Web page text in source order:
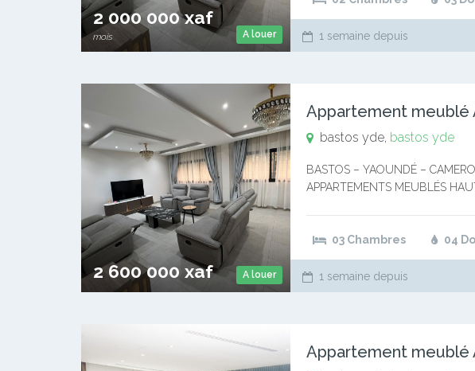
A louer
2 000 000 xaf
mois 1 semaine depuis
A louer
2 600 000 xaf
Appartement meublé
bastos yde, bastos yde
BASTOS – YAOUNDÉ –
APPARTEMENTS MEUBLÉS
03 Chambres
04
1 semaine depuis
Appartement meublé